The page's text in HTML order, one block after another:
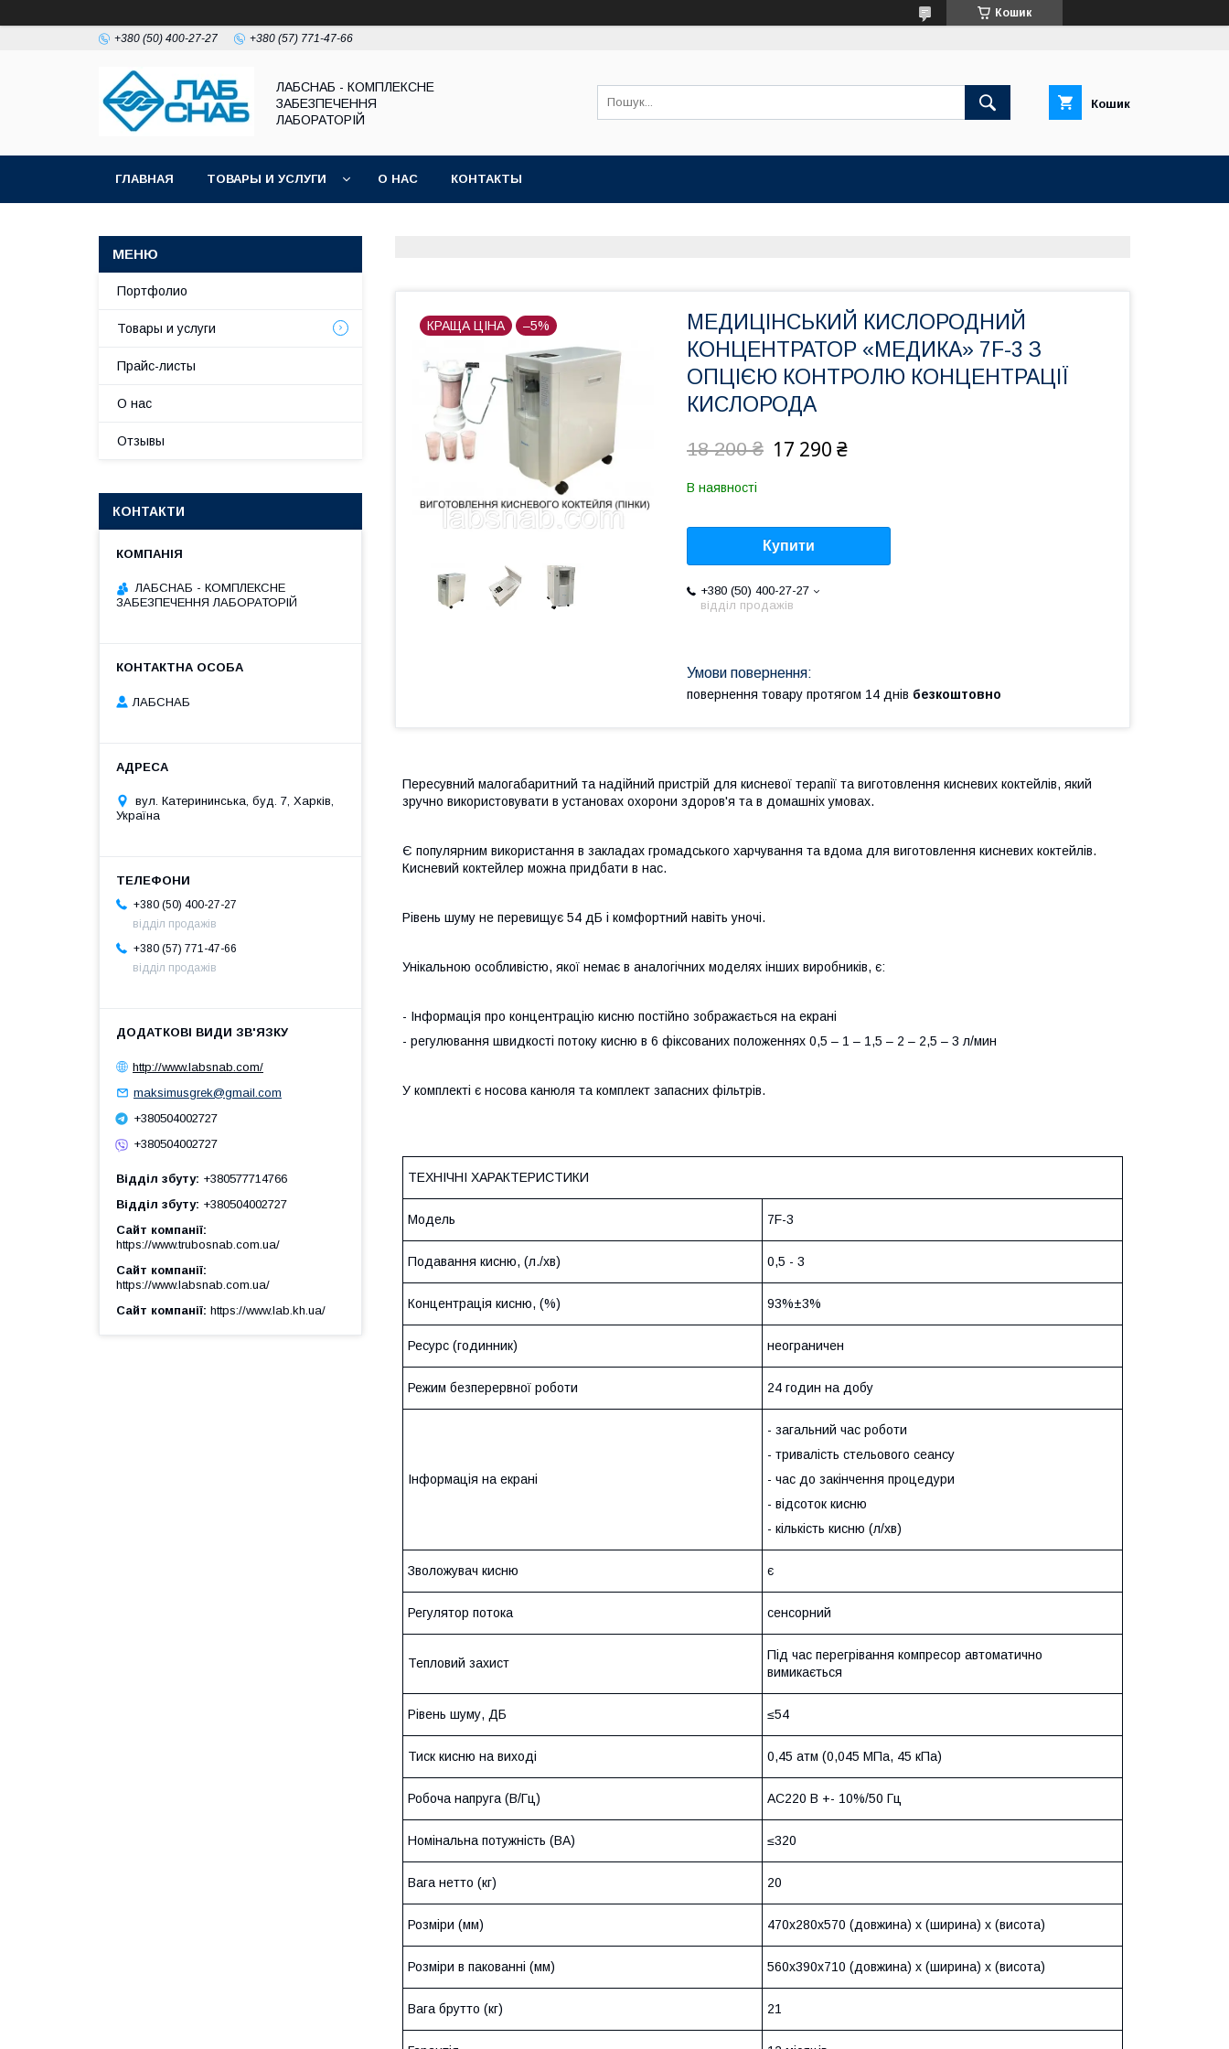
Кошик
+380 (50) 400-27-27 +380 (57) 771-47-66
ЛАБСНАБ - КОМПЛЕКСНЕ
ЗАБЕЗПЕЧЕННЯ
ЛАБОРАТОРІЙ
Кошик
ГЛАВНАЯ ТОВАРЫ И УСЛУГИ О НАС КОНТАКТЫ
КРАЩА ЦІНА –5%
МЕДИЦІНСЬКИЙ КИСЛОРОДНИЙ
КОНЦЕНТРАТОР «МЕДИКА» 7F-3 З
ОПЦІЄЮ КОНТРОЛЮ КОНЦЕНТРАЦІЇ
КИСЛОРОДА
18 200 ₴ 17 290 ₴
В наявності
Купити
+380 (50) 400-27-27
відділ продажів
повернення товару протягом 14 днів безкоштовно
Пересувний малогабаритний та надійний пристрій для кисневої терапії та виготовлення кисневих коктейлів, який
зручно використовувати в установах охорони здоров'я та в домашніх умовах.
Є популярним використання в закладах громадського харчування та вдома для виготовлення кисневих коктейлів.
Кисневий коктейлер можна придбати в нас.
Рівень шуму не перевищує 54 дБ і комфортний навіть уночі.
Унікальною особливістю, якої немає в аналогічних моделях інших виробників, є:
- Інформація про концентрацію кисню постійно зображається на екрані
- регулювання швидкості потоку кисню в 6 фіксованих положеннях 0,5 – 1 – 1,5 – 2 – 2,5 – 3 л/мин
У комплекті є носова канюля та комплект запасних фільтрів.
ТЕХНІЧНІ ХАРАКТЕРИСТИКИ
Модель 7F-3
Подавання кисню, (л./хв) 0,5 - 3
Концентрація кисню, (%) 93%±3%
Ресурс (годинник) неограничен
Режим безперервної роботи 24 годин на добу
Інформація на екрані
- загальний час роботи
- тривалість стельового сеансу
- час до закінчення процедури
- відсоток кисню
- кількість кисню (л/хв)
Зволожувач кисню є
Регулятор потока сенсорний
Тепловий захист
Під час перегрівання компресор автоматично
вимикається
Рівень шуму, ДБ ≤54
Тиск кисню на виході 0,45 атм (0,045 МПа, 45 кПа)
Робоча напруга (В/Гц) АС220 В +- 10%/50 Гц
Номінальна потужність (ВА) ≤320
Вага нетто (кг) 20
Розміри (мм) 470х280х570 (довжина) х (ширина) х (висота)
Розміри в пакованні (мм) 560х390х710 (довжина) х (ширина) х (висота)
Вага брутто (кг) 21
Портфолио
Товары и услуги
Прайс-листы
О нас
Отзывы
КОНТАКТИ
ЛАБСНАБ - КОМПЛЕКСНЕ
ЗАБЕЗПЕЧЕННЯ ЛАБОРАТОРІЙ
ЛАБСНАБ
вул. Катерининська, буд. 7, Харків,
Україна
+380 (50) 400-27-27
відділ продажів
+380 (57) 771-47-66
відділ продажів
http://www.labsnab.com/
maksimusgrek@gmail.com
+380504002727
+380504002727
Відділ збуту +380577714766
Відділ збуту +380504002727
Сайт компанії
https://www.trubosnab.com.ua/
Сайт компанії
https://www.labsnab.com.ua/
Сайт компанії https://www.lab.kh.ua/